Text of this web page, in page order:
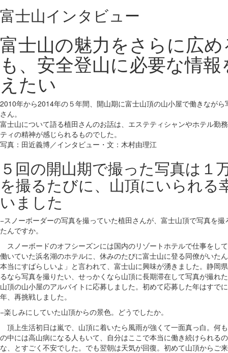
富士山インタビュー
富士山の魅力をさらに広
も、 安全登山に必要な情報
えたい
2010年から2014年の５年間、開山期に富士山頂の山小屋で働きながら
さん。
富士山について語る植田さんのお話は、エステティシャンやホテル勤
ティの精神が感じられるものでした。
写真：田近義博／インタビュー・文：木村由理江
５回の開山期で撮った写真は１
を撮るたびに、山頂にいられる
いました
−スノーボーダーの写真を撮っていた植田さんが、富士山頂で写真を
たんですか。
スノーボードのオフシーズンには国内のリゾートホテルで仕事をし
働いていた浜名湖のホテルに、休みのたびに富士山に登る同僚がいた
本当にすばらしいよ」と言われて、富士山に興味が湧きました。静岡
るなら写真を撮りたい、せっかくなら山頂に長期滞在して写真が撮れ
山頂の山小屋のアルバイトに応募しました。初めて応募した年はすで
年、再挑戦しました。
−楽しみにしていた山頂からの景色。どうでしたか。
頂上生活初日は嵐で、山頂に着いたら風雨が強くて一面真っ白。何
の中には高山病になる人もいて、自分はここで本当に働き続けられる
な、とすごく不安でした。でも翌朝は天気が回復。初めて山頂からご